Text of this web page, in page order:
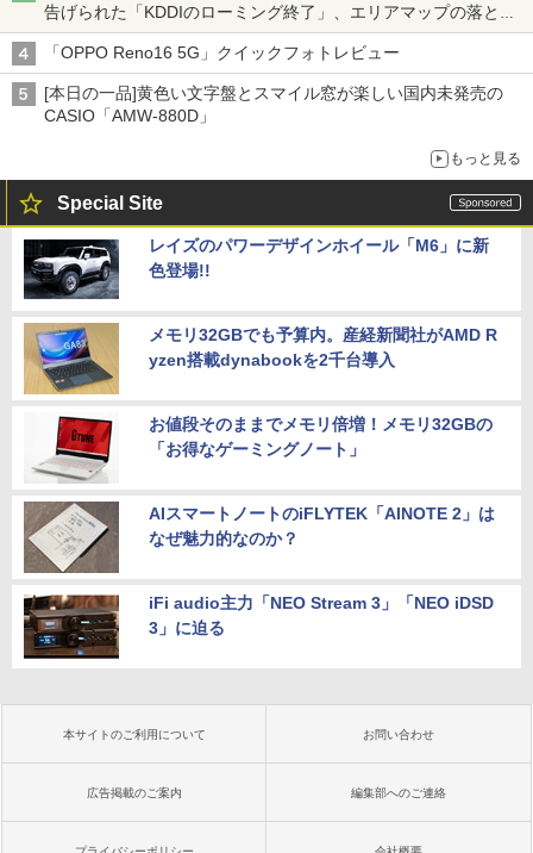
告げられた「KDDIのローミング終了」、エリアマップの落とし
穴と楽天モバイルの課題
「OPPO Reno16 5G」クイックフォトレビュー
[本日の一品]黄色い文字盤とスマイル窓が楽しい国内未発売の
CASIO「AMW-880D」
もっと見る
Special Site
レイズのパワーデザインホイール「M6」に新
色登場!!
メモリ32GBでも予算内。産経新聞社がAMD R
yzen搭載dynabookを2千台導入
お値段そのままでメモリ倍増！メモリ32GBの
「お得なゲーミングノート」
AIスマートノートのiFLYTEK「AINOTE 2」は
なぜ魅力的なのか？
iFi audio主力「NEO Stream 3」「NEO iDSD
3」に迫る
本サイトのご利用について お問い合わせ
広告掲載のご案内 編集部へのご連絡